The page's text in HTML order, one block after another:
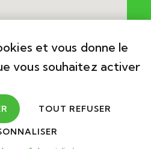
Valais. Développements par
et vous donne le
vous souhaitez activer
TOUT REFUSER